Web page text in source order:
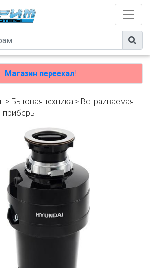
Магазин переехал!
> Бытовая техника > Встраиваемая
приборы